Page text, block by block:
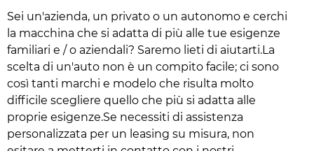
Sei un'azienda, un privato o un autonomo e cerchi
la macchina che si adatta di più alle tue esigenze
familiari e / o aziendali? Saremo lieti di aiutarti.La
scelta di un'auto non è un compito facile; ci sono
così tanti marchi e modelo che risulta molto
difficile scegliere quello che più si adatta alle
proprie esigenze.Se necessiti di assistenza
personalizzata per un leasing su misura, non